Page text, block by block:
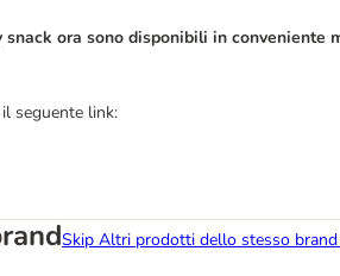
ora sono disponibili in conveniente
seguente link:
Skip Altri prodotti dello stesso